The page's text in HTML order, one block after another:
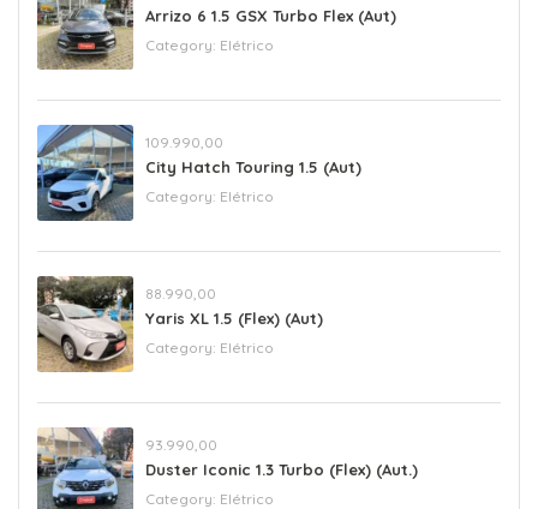
Arrizo 6 1.5 GSX Turbo Flex (Aut)
Category: Elétrico
109.990,00
City Hatch Touring 1.5 (Aut)
Category: Elétrico
88.990,00
Yaris XL 1.5 (Flex) (Aut)
Category: Elétrico
93.990,00
Duster Iconic 1.3 Turbo (Flex) (Aut.)
Category: Elétrico